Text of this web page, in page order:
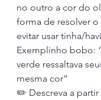
no outro a cor do
forma de resolver
evitar usar tinha/
Exemplinho bobo:
verde ressaltava
mesma cor”
✏️ Descreva a